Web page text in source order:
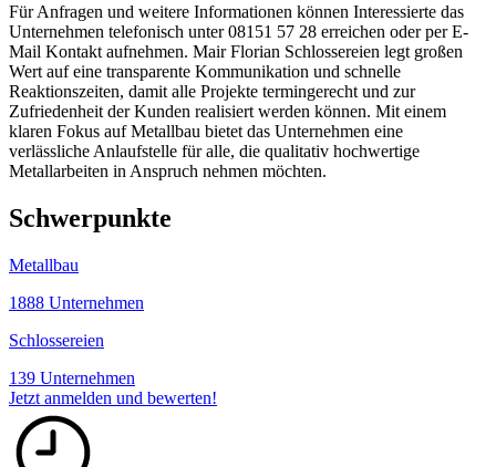
Für Anfragen und weitere Informationen können Interessierte das
Unternehmen telefonisch unter 08151 57 28 erreichen oder per E-
Mail Kontakt aufnehmen. Mair Florian Schlossereien legt großen
Wert auf eine transparente Kommunikation und schnelle
Reaktionszeiten, damit alle Projekte termingerecht und zur
Zufriedenheit der Kunden realisiert werden können. Mit einem
klaren Fokus auf Metallbau bietet das Unternehmen eine
verlässliche Anlaufstelle für alle, die qualitativ hochwertige
Metallarbeiten in Anspruch nehmen möchten.
Schwerpunkte
Metallbau
1888 Unternehmen
Schlossereien
139 Unternehmen
Jetzt anmelden und bewerten!